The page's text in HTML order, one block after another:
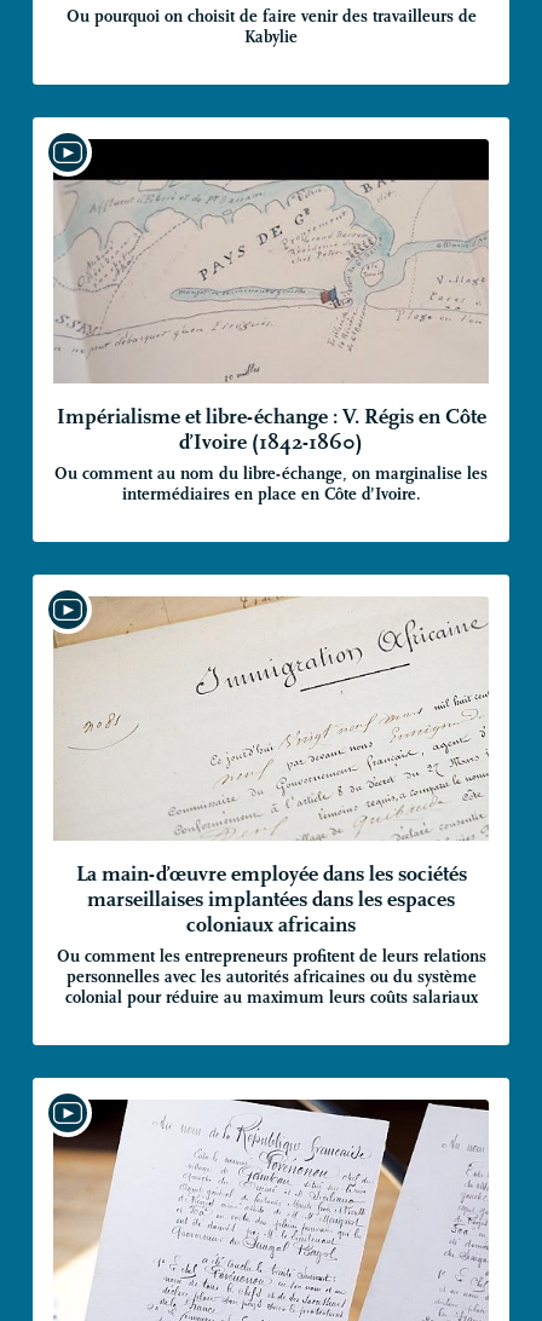
Ou pourquoi on choisit de faire venir des travailleurs de
Kabylie
Impérialisme et libre-échange : V. Régis en Côte
d’Ivoire (1842-1860)
Ou comment au nom du libre-échange, on marginalise les
intermédiaires en place en Côte d’Ivoire.
La main-d’œuvre employée dans les sociétés
marseillaises implantées dans les espaces
coloniaux africains
Ou comment les entrepreneurs profitent de leurs relations
personnelles avec les autorités africaines ou du système
colonial pour réduire au maximum leurs coûts salariaux